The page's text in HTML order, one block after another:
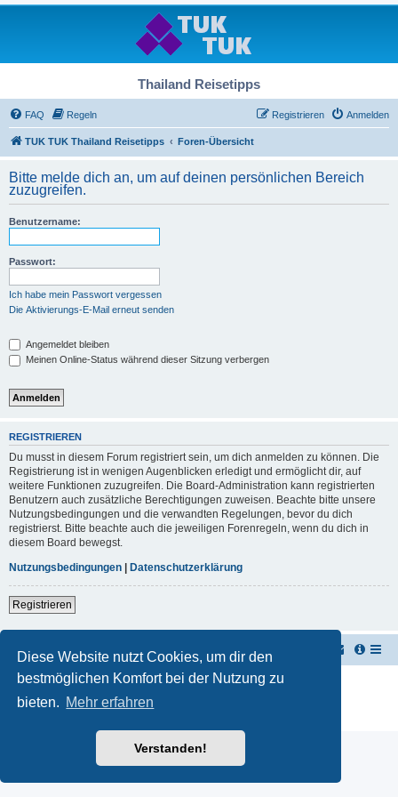
Diese Website nutzt Cookies, um dir den
bestmöglichen Komfort bei der Nutzung zu
bieten. Mehr erfahren
Verstanden!
Thailand Reisetipps
FAQ Regeln Anmelden
Registrieren
TUK TUK Thailand Reisetipps Foren-Übersicht
Bitte melde dich an, um auf deinen persönlichen Bereich
zuzugreifen.
Benutzername:
Passwort:
Ich habe mein Passwort vergessen
Die Aktivierungs-E-Mail erneut senden
Angemeldet bleiben
Meinen Online-Status während dieser Sitzung verbergen
REGISTRIEREN
Du musst in diesem Forum registriert sein, um dich anmelden zu können. Die
Registrierung ist in wenigen Augenblicken erledigt und ermöglicht dir, auf
weitere Funktionen zuzugreifen. Die Board-Administration kann registrierten
Benutzern auch zusätzliche Berechtigungen zuweisen. Beachte bitte unsere
Nutzungsbedingungen und die verwandten Regelungen, bevor du dich
registrierst. Bitte beachte auch die jeweiligen Forenregeln, wenn du dich in
diesem Board bewegst.
Nutzungsbedingungen
Datenschutzerklärung
Registrieren
TUK TUK Thailand Reisetipps Foren-Übersicht
Powered byphpBB ® Forum Software © phpBB Limited
Deutsche Übersetzung durch